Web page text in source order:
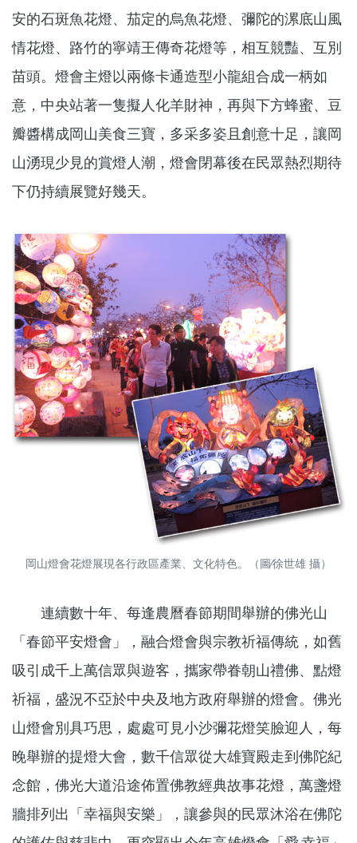
安的石斑魚花燈、茄定的烏魚花燈、彌陀的漯底山風
情花燈、路竹的寧靖王傳奇花燈等，相互競豔、互別
苗頭。燈會主燈以兩條卡通造型小龍組合成一柄如
意，中央站著一隻擬人化羊財神，再與下方蜂蜜、豆
瓣醬構成岡山美食三寶，多采多姿且創意十足，讓岡
山湧現少見的賞燈人潮，燈會閉幕後在民眾熱烈期待
下仍持續展覽好幾天。
岡山燈會花燈展現各行政區產業、文化特色。（圖∕徐世雄 攝）
連續數十年、每逢農曆春節期間舉辦的佛光山
「春節平安燈會」，融合燈會與宗教祈福傳統，如舊
吸引成千上萬信眾與遊客，攜家帶眷朝山禮佛、點燈
祈福，盛況不亞於中央及地方政府舉辦的燈會。佛光
山燈會別具巧思，處處可見小沙彌花燈笑臉迎人，每
晚舉辦的提燈大會，數千信眾從大雄寶殿走到佛陀紀
念館，佛光大道沿途佈置佛教經典故事花燈，萬盞燈
牆排列出「幸福與安樂」，讓參與的民眾沐浴在佛陀